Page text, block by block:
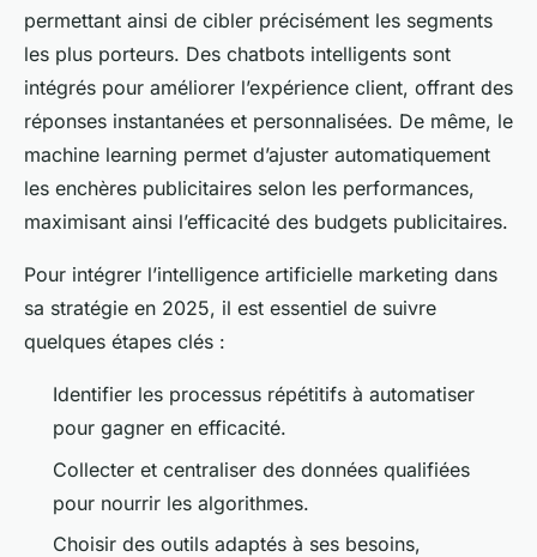
permettant ainsi de cibler précisément les segments
les plus porteurs. Des chatbots intelligents sont
intégrés pour améliorer l’expérience client, offrant des
réponses instantanées et personnalisées. De même, le
machine learning permet d’ajuster automatiquement
les enchères publicitaires selon les performances,
maximisant ainsi l’efficacité des budgets publicitaires.
Pour intégrer l’intelligence artificielle marketing dans
sa stratégie en 2025, il est essentiel de suivre
quelques étapes clés :
Identifier les processus répétitifs à automatiser
pour gagner en efficacité.
Collecter et centraliser des données qualifiées
pour nourrir les algorithmes.
Choisir des outils adaptés à ses besoins,